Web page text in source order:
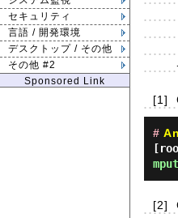
セキュリティ
言語 / 開発環境
デスクトップ / その他
その他 #2
Sponsored Link
[1]
#
[2]